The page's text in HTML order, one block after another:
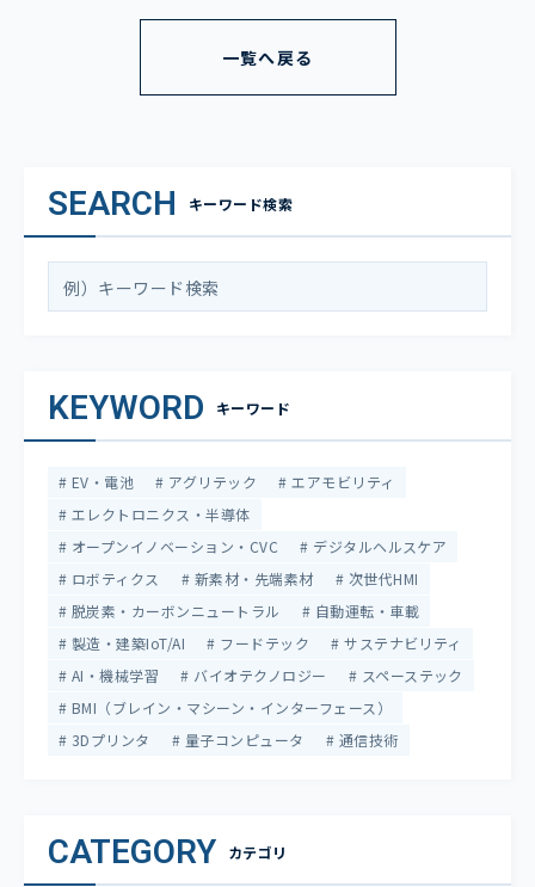
一覧へ戻る
SEARCH キーワード検索
KEYWORD キーワード
EV・電池 アグリテック
エアモビリティ
エレクトロニクス・半導体
オープンイノベーション・CVC
デジタルヘルスケア
ロボティクス
新素材・先端素材
次世代HMI
脱炭素・カーボンニュートラル
自動運転・車載
製造・建築IoT/AI
フードテック
サステナビリティ
AI・機械学習
バイオテクノロジー
スペーステック
BMI（ブレイン・マシーン・インターフェース）
3Dプリンタ
量子コンピュータ 通信技術
CATEGORY カテゴリ